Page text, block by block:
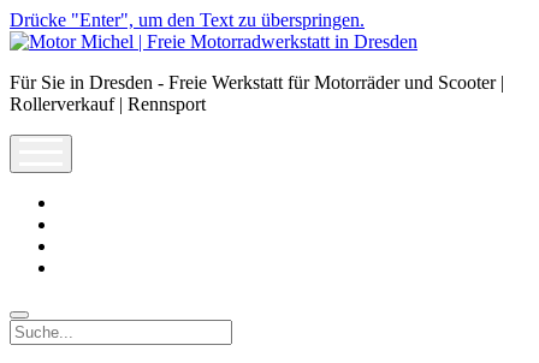
Drücke "Enter", um den Text zu überspringen.
Motor
|
Freie
Dresden
Für Sie in Dresden - Freie Werkstatt für Motorräder und Scooter |
Rollerverkauf | Rennsport
Suche